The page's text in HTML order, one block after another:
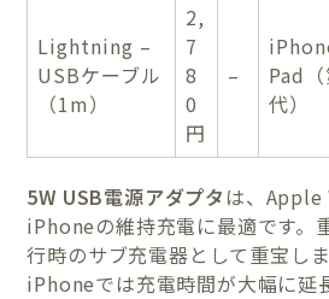
Lightning –
USBケーブル
（1m）
2,
7
8
0
円
–
Pad
代）
5W USB電源アダプタは、Apple
iPhoneの維持充電に最適です。
行時のサブ充電器として重宝し
iPhoneでは充電時間が大幅に延